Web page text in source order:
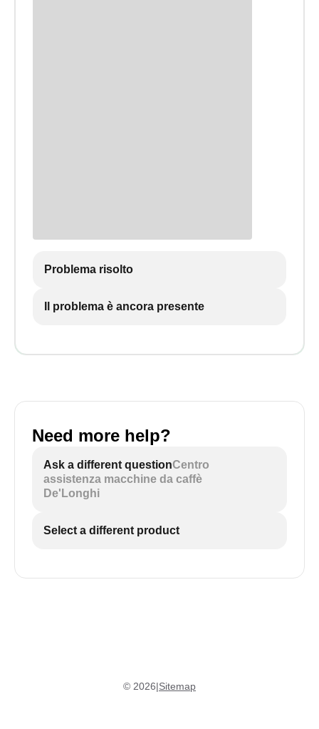
Problema risolto
Il problema è ancora presente
Need more help?
Ask a different questionCentro
assistenza macchine da caffè
De'Longhi
Select a different product
© 2026|Sitemap